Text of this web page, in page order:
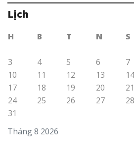
Lịch
Tháng 8 2026
H B T N S
3
4 5 6 7
10
11 12 13 14
17
18 19 20 21
24
25 26 27 28
31